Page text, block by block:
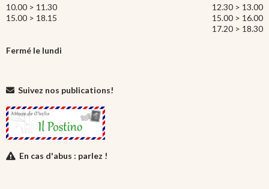
10.00 > 11.30
12.30 > 13.00
15.00 > 18.15
15.00 > 16.00
17.20 > 18.30
Fermé le lundi
Suivez nos publications!
En cas d'abus : parlez !